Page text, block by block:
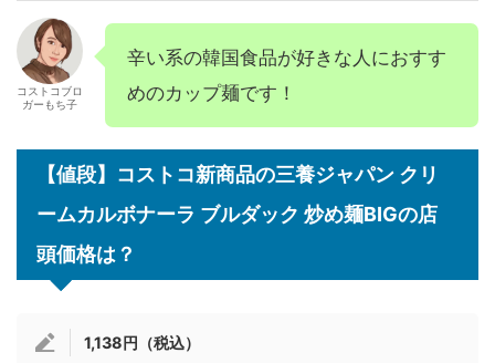
コストコブロ
ガーもち子
辛い系の韓国食品が好きな人におすす
めのカップ麺です！
【値段】コストコ新商品の三養ジャパン クリ
ームカルボナーラ ブルダック 炒め麺BIGの店
頭価格は？
1,138円（税込）